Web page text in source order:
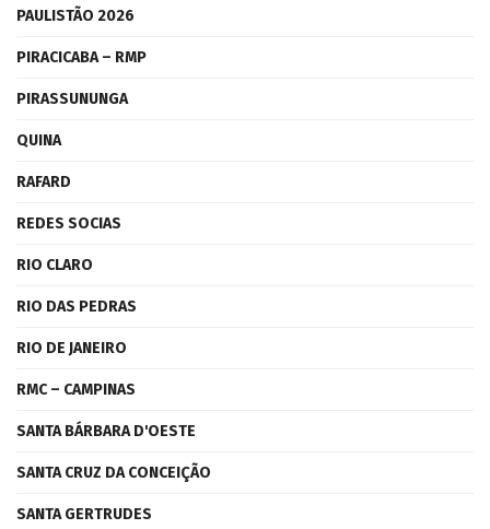
PAULISTÃO 2026
PIRACICABA – RMP
PIRASSUNUNGA
QUINA
RAFARD
REDES SOCIAS
RIO CLARO
RIO DAS PEDRAS
RIO DE JANEIRO
RMC – CAMPINAS
SANTA BÁRBARA D'OESTE
SANTA CRUZ DA CONCEIÇÃO
SANTA GERTRUDES